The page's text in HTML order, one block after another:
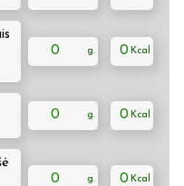
0 0
0 0
0 0